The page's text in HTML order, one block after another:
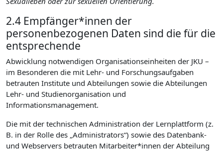
2.4 Empfänger*innen der
personenbezogenen Daten sind die für die
entsprechende
Abwicklung notwendigen Organisationseinheiten der JKU –
im Besonderen die mit Lehr- und Forschungsaufgaben
betrauten Institute und Abteilungen sowie die Abteilungen
Lehr- und Studienorganisation und
Informationsmanagement.
Die mit der technischen Administration der Lernplattform (z.
B. in der Rolle des „Administrators“) sowie des Datenbank-
und Webservers betrauten Mitarbeiter*innen der Abteilung